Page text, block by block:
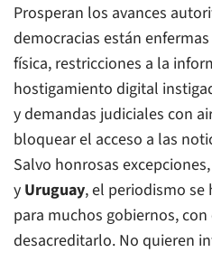
Prosperan los avances
democracias están
física, restricciones a la
hostigamiento digital
y demandas judiciales con
bloquear el acceso a las
Salvo honrosas
y Uruguay, el periodismo
para muchos gobiernos,
desacreditarlo. No quieren